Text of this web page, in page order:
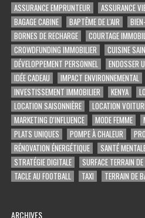
ASSURANCE EMPRUNTEUR
ASSURANCE
BAGAGE CABINE
BAPTÊME DE L'AIR
BORNES DE RECHARGE
COURTAGE
CROWDFUNDING IMMOBILIER
CUISINE
DÉVELOPPEMENT PERSONNEL
ENDOSSER
IDÉE CADEAU
IMPACT ENVIRONNEMENTAL
INVESTISSEMENT IMMOBILIER
KENYA
LOCATION SAISONNIÈRE
LOCATION
MARKETING D'INFLUENCE
MODE FEMME
PLATS UNIQUES
POMPE À CHALEUR
RÉNOVATION ÉNERGÉTIQUE
SANTÉ
STRATÉGIE DIGITALE
SURFACE TERRAIN
TACLE AU FOOTBALL
TAXI TERRAIN DE
ARCHIVES